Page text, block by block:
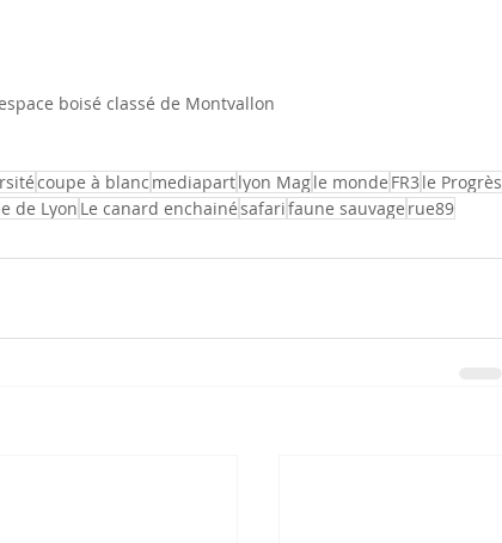
boisé classé de Montvallon
coupe à blanc mediapartlyon Magle monde FR3 le Progrès
de Lyon Le canard enchainésafarifaune sauvage rue89